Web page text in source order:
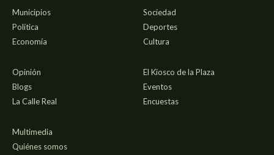
Municipios
Política
Economía
Sociedad
Deportes
Cultura
Opinión
Blogs
La Calle Real
El Kiosco de la Plaza
Eventos
Encuestas
Multimedia
Quiénes somos